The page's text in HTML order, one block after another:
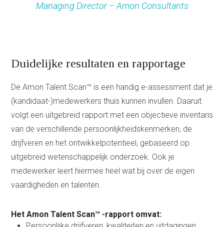
Managing Director – Amon Consultants
Duidelijke resultaten en rapportage
De Amon Talent Scan™ is een handig e-assessment dat je
(kandidaat-)medewerkers thuis kunnen invullen. Daaruit
volgt een uitgebreid rapport met een objectieve inventaris
van de verschillende persoonlijkheidskenmerken, de
drijfveren en het ontwikkelpotentieel, gebaseerd op
uitgebreid wetenschappelijk onderzoek. Ook je
medewerker leert hiermee heel wat bij over de eigen
vaardigheden en talenten.
Het Amon Talent Scan™ -rapport omvat: